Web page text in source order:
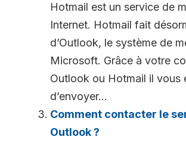
Hotmail est un service de
Internet. Hotmail fait
d’Outlook, le système de
Microsoft. Grâce à votre
Outlook ou Hotmail il vous
d’envoyer...
Comment contacter le
Outlook ?